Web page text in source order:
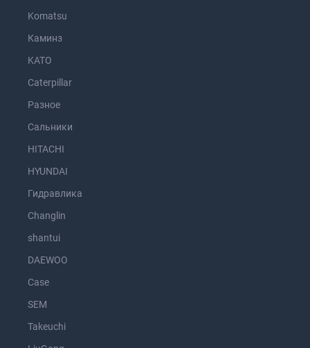
Komatsu
Каминз
KATO
Caterpillar
Разное
Сальники
HITACHI
HYUNDAI
Гидравлика
Changlin
shantui
DAEWOO
Case
SEM
Takeuchi